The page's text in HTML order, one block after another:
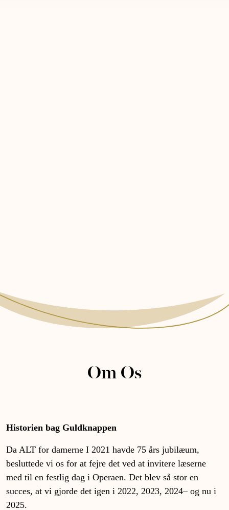
Om Os
Historien bag Guldknappen
Da ALT for damerne I 2021 havde 75 års jubilæum,
besluttede vi os for at fejre det ved at invitere læserne
med til en festlig dag i Operaen. Det blev så stor en
succes, at vi gjorde det igen i 2022, 2023, 2024– og nu i
2025.